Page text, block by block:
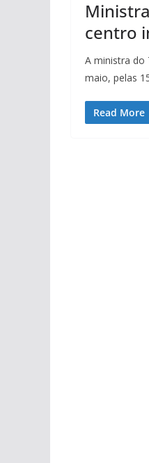
centro
A ministra do
maio, pelas
Read More